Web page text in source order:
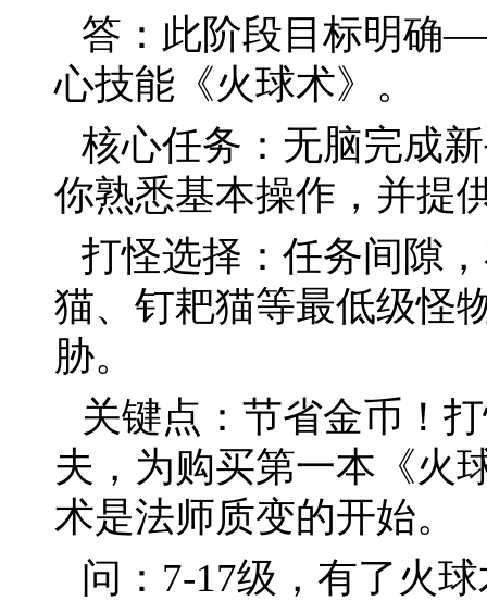
答：此阶段目标明确
心技能《火球术》。
核心任务：无脑完成
你熟悉基本操作，并提
打怪选择：任务间隙
猫、钉耙猫等最低级怪
胁。
关键点：节省金币！
夫，为购买第一本《火
术是法师质变的开始。
问：7-17级，有了火